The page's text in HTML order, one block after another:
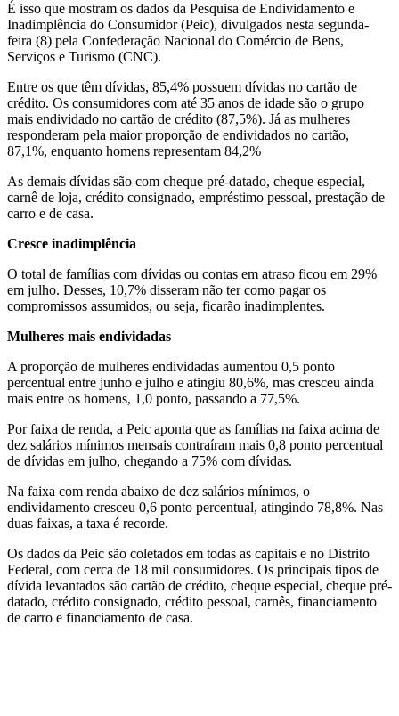
É isso que mostram os dados da Pesquisa de Endividamento e
Inadimplência do Consumidor (Peic), divulgados nesta segunda-
feira (8) pela Confederação Nacional do Comércio de Bens,
Serviços e Turismo (CNC).
Entre os que têm dívidas, 85,4% possuem dívidas no cartão de
crédito. Os consumidores com até 35 anos de idade são o grupo
mais endividado no cartão de crédito (87,5%). Já as mulheres
responderam pela maior proporção de endividados no cartão,
87,1%, enquanto homens representam 84,2%
As demais dívidas são com cheque pré-datado, cheque especial,
carnê de loja, crédito consignado, empréstimo pessoal, prestação de
carro e de casa.
Cresce inadimplência
O total de famílias com dívidas ou contas em atraso ficou em 29%
em julho. Desses, 10,7% disseram não ter como pagar os
compromissos assumidos, ou seja, ficarão inadimplentes.
Mulheres mais endividadas
A proporção de mulheres endividadas aumentou 0,5 ponto
percentual entre junho e julho e atingiu 80,6%, mas cresceu ainda
mais entre os homens, 1,0 ponto, passando a 77,5%.
Por faixa de renda, a Peic aponta que as famílias na faixa acima de
dez salários mínimos mensais contraíram mais 0,8 ponto percentual
de dívidas em julho, chegando a 75% com dívidas.
Na faixa com renda abaixo de dez salários mínimos, o
endividamento cresceu 0,6 ponto percentual, atingindo 78,8%. Nas
duas faixas, a taxa é recorde.
Os dados da Peic são coletados em todas as capitais e no Distrito
Federal, com cerca de 18 mil consumidores. Os principais tipos de
dívida levantados são cartão de crédito, cheque especial, cheque pré-
datado, crédito consignado, crédito pessoal, carnês, financiamento
de carro e financiamento de casa.